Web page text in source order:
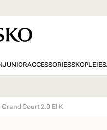
JUNIORACCESSORIESSKOPLEIE
Grand Court 2.0 El K